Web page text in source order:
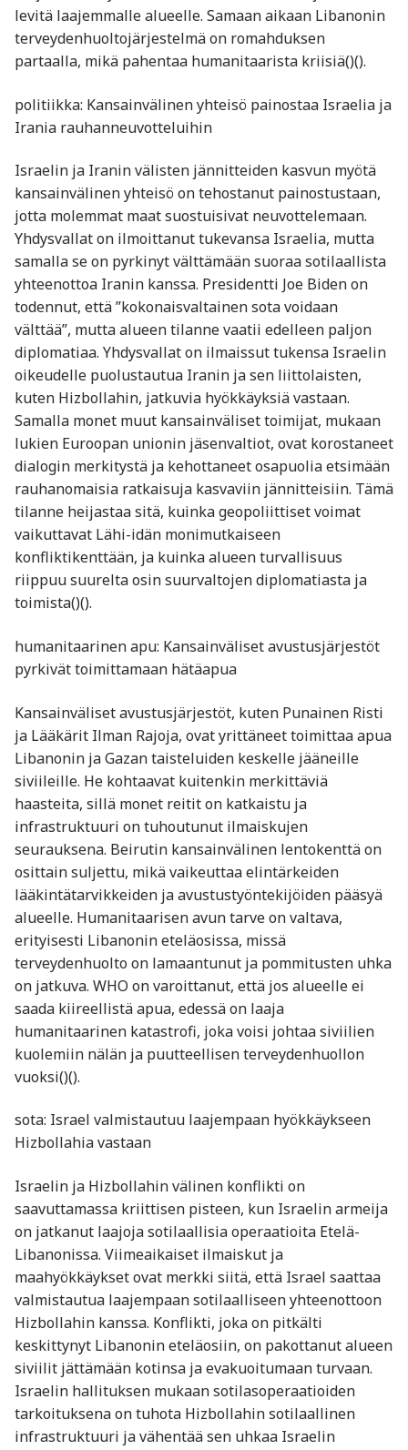
levitä laajemmalle alueelle. Samaan aikaan Libanonin
terveydenhuoltojärjestelmä on romahduksen
partaalla, mikä pahentaa humanitaarista kriisiä​()​().
politiikka: Kansainvälinen yhteisö painostaa Israelia ja
Irania rauhanneuvotteluihin
Israelin ja Iranin välisten jännitteiden kasvun myötä
kansainvälinen yhteisö on tehostanut painostustaan,
jotta molemmat maat suostuisivat neuvottelemaan.
Yhdysvallat on ilmoittanut tukevansa Israelia, mutta
samalla se on pyrkinyt välttämään suoraa sotilaallista
yhteenottoa Iranin kanssa. Presidentti Joe Biden on
todennut, että ”kokonaisvaltainen sota voidaan
välttää”, mutta alueen tilanne vaatii edelleen paljon
diplomatiaa. Yhdysvallat on ilmaissut tukensa Israelin
oikeudelle puolustautua Iranin ja sen liittolaisten,
kuten Hizbollahin, jatkuvia hyökkäyksiä vastaan.
Samalla monet muut kansainväliset toimijat, mukaan
lukien Euroopan unionin jäsenvaltiot, ovat korostaneet
dialogin merkitystä ja kehottaneet osapuolia etsimään
rauhanomaisia ratkaisuja kasvaviin jännitteisiin. Tämä
tilanne heijastaa sitä, kuinka geopoliittiset voimat
vaikuttavat Lähi-idän monimutkaiseen
konfliktikenttään, ja kuinka alueen turvallisuus
riippuu suurelta osin suurvaltojen diplomatiasta ja
toimista​()​().
humanitaarinen apu: Kansainväliset avustusjärjestöt
pyrkivät toimittamaan hätäapua
Kansainväliset avustusjärjestöt, kuten Punainen Risti
ja Lääkärit Ilman Rajoja, ovat yrittäneet toimittaa apua
Libanonin ja Gazan taisteluiden keskelle jääneille
siviileille. He kohtaavat kuitenkin merkittäviä
haasteita, sillä monet reitit on katkaistu ja
infrastruktuuri on tuhoutunut ilmaiskujen
seurauksena. Beirutin kansainvälinen lentokenttä on
osittain suljettu, mikä vaikeuttaa elintärkeiden
lääkintätarvikkeiden ja avustustyöntekijöiden pääsyä
alueelle. Humanitaarisen avun tarve on valtava,
erityisesti Libanonin eteläosissa, missä
terveydenhuolto on lamaantunut ja pommitusten uhka
on jatkuva. WHO on varoittanut, että jos alueelle ei
saada kiireellistä apua, edessä on laaja
humanitaarinen katastrofi, joka voisi johtaa siviilien
kuolemiin nälän ja puutteellisen terveydenhuollon
vuoksi​()​().
sota: Israel valmistautuu laajempaan hyökkäykseen
Hizbollahia vastaan
Israelin ja Hizbollahin välinen konflikti on
saavuttamassa kriittisen pisteen, kun Israelin armeija
on jatkanut laajoja sotilaallisia operaatioita Etelä-
Libanonissa. Viimeaikaiset ilmaiskut ja
maahyökkäykset ovat merkki siitä, että Israel saattaa
valmistautua laajempaan sotilaalliseen yhteenottoon
Hizbollahin kanssa. Konflikti, joka on pitkälti
keskittynyt Libanonin eteläosiin, on pakottanut alueen
siviilit jättämään kotinsa ja evakuoitumaan turvaan.
Israelin hallituksen mukaan sotilasoperaatioiden
tarkoituksena on tuhota Hizbollahin sotilaallinen
infrastruktuuri ja vähentää sen uhkaa Israelin